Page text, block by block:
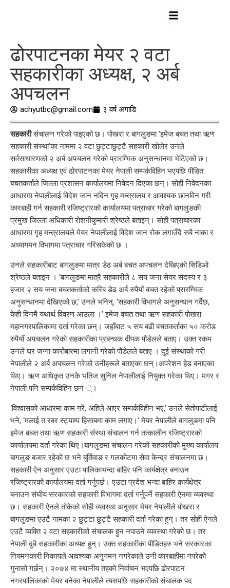
ढोरपाटनका मेयर २ वटा
सहकारीका अध्यक्ष, २ अर्ब
अपचलन
achyutbc@gmail.com ३ वर्ष अगाडि
सहकारीसंचालन गरेको पाइएको छ। पोखरा र बागलुङमा ‘इमेज बचत तथा ऋण
सहकारी संस्था’का नाममा २ वटा छुट्टाछुट्टै सहकारी खोलेर उनले
सर्वसाधारणको २ अर्ब अपचलन गरेको प्रारम्भिक अनुसन्धानमा भेटिएको छ।
सहकारीका अध्यक्ष एवं ढोरपाटनका मेयर नेपाली सम्पर्कविहिन भएपछि पीडित
बचतकर्ताले जिल्ला प्रशासन कार्यालयमा निवेदन दिएका छन्। सोही निवेदनका
आधारमा नेपालीलाई विदेश जान नदिन गृह मन्त्रालय र आवश्यक छानविन गरी
कारबाही गर्न सहकारी रजिष्ट्रारको कार्यालयमा पत्राचार गरेको बागलुङकी
प्रमुख जिल्ला अधिकारी रोशनीकुमारी श्रेष्ठले बताइन्। सोही पत्राचारका
आधारमा गृह मन्त्रालयले मेयर नेपालीलाई विदेश जान रोक लगाउँदै सबै नाका र
अध्यागमन विभागमा पत्राचार गरिसकेको छ ।
उनले सहकारीबाट बागलुङमा मात्र डेढ अर्ब बचत अपचलन देखिएको सिडिओ
श्रेष्ठले बताइन । ‘बागलुङमा मात्रै सहकारीले ८ सय जना सेयर सदस्य र ३
हजार २ सय जना बचतकर्ताको करिब डेढ अर्ब रुपैयाँ बचत रहेको प्रारम्भिक
अनुसन्धानमा देखिएको छ,’ उनले भनिन्, ‘सहकारी विभागले अनुसन्धान गर्दैछ,
केही दिनमै यथार्थ विवरण आउला ।’ इमेज वचत तथा ऋण सहकारी पोखरा
महानगरपालिकामा दर्ता गरेका छन्। जहाँबाट ५ सय बढी बचतकर्ताका ५० करोड
रुपैयाँ अपचलन गरेको सहकारीका प्रबन्धक दीपक पौडेलले बताए। उक्त रकम
उनले घर जग्गा कारोबारमा लगानी गरेको पौडेलले बताए । दुई संस्थाको गरी
नेपालीले २ अर्ब अपचलन गरेको उनीहरूले बताएका छन्।अपरेशन हेड बनाएका
थिए। ऋण अधिकृत उनकै भतिज सुनिल नेपालीलाई नियुक्त गरेका थिए। मगर र
नेपाली पनि सम्पर्कविहिन छन ्।
‘विश्वासको आधारमा काम गरें, अहिले आएर सम्पर्कविहीन भए,’ उनले सेतोपाटीलाई
भने, ‘मलाई त रबर स्ट्याम्प हिसाबमा काम लगाए।’ मेयर नेपालीले बागलुङमा पनि
इमेज बचत तथा ऋण सहकारी संस्था संचालन गर्न तत्कालीन रजिष्ट्रारको
कार्यालयमा दर्ता गरेका थिए।बागलुङमा संचालन गरेको सहकारीको मुख्य कार्यालय
बागलुङ बजार रहेको छ भने बुर्तिवाङ र गलकोटमा सेवा केन्द्र संचालनमा छ।
सहकारी ऐन अनुसार एउटा पालिकाभन्दा बाहिर पनि कार्यक्षेत्र बनाउन
रजिष्ट्रारको कार्यालयमा दर्ता गर्नुपर्छ। एउटा प्रदेश भन्दा बाहिर कार्यक्षेत्र
बनाउन संघीय सरकारको सहकारी विभागमा दर्ता गर्नुपर्ने सहकारी ऐनमा व्यवस्था
छ। सहकारी ऐनले तोकेको सोही व्यवस्था अनुसार मेयर नेपालीले पोखरा र
बागलुङमा एउटै नामका २ छुट्टा छुट्टै सहकारी दर्ता गरेका हुन्। तर सोही ऐनले
एउटै व्यक्ति २ वटा सहकारीको संचालक हुन नपाउने व्यवस्था गरेको छ। तर
नेपाली दुबै सहकारीका अध्यक्ष हुन्। उक्त सहकारीका पीडितहरु भने सरकारका
नियमनकारी निकायले आवश्यक अनुगमन नगरेकाले उनी कारबाहीमा नपरेको
गुनासो गर्छन्। २०७४ मा स्थानीय तहको निर्वाचन भएपछि ढोरपाटन
नगरपालिकाको मेयर बनेका नेपालीले त्यसपछि सहकारीको संचालक पद